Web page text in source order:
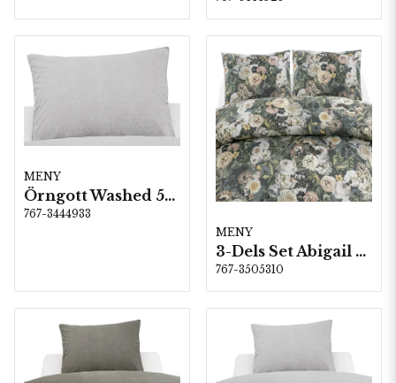
MENY
Örngott Washed 50x60 cm Ljusgrå
767-3444933
MENY
3-Dels Set Abigail Grön Dubbel
767-3505310